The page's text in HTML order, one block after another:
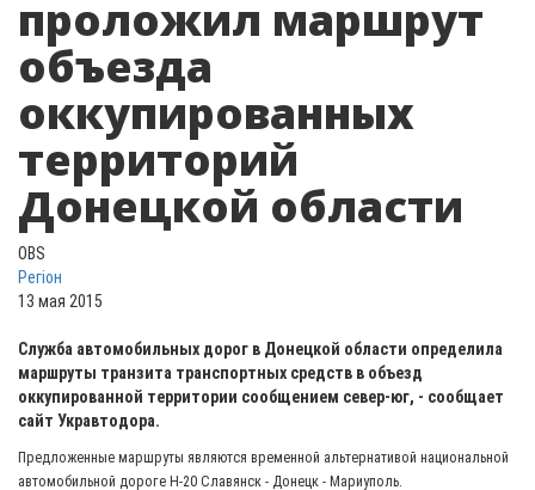
проложил маршрут
объезда
оккупированных
территорий
Донецкой области
OBS
Регіон
13 мая 2015
Служба автомобильных дорог в Донецкой области определила
маршруты транзита транспортных средств в объезд
оккупированной территории сообщением север-юг, - сообщает
сайт Укравтодора.
Предложенные маршруты являются временной альтернативой национальной
автомобильной дороге Н-20 Славянск - Донецк - Мариуполь.